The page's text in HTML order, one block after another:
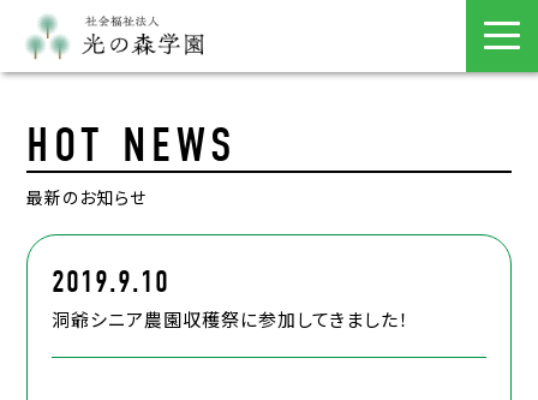
HOT NEWS
最新のお知らせ
2019.9.10
洞爺シニア農園収穫祭に参加してきました！